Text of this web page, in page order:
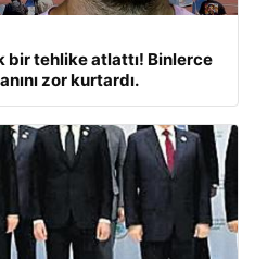
bir tehlike atlattı! Binlerce
zor kurtardı.